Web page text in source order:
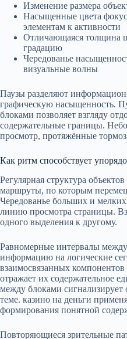
Изменение размера
Насыщенные цвета
элементам к активности
Отличающаяся толщина
градацию
Чередованье
визуальные волны
Паузы разделяют
графическую насыщенность.
блоками позволяет взгляду
содержательные границы.
просмотр, протяжённые
Как ритм способствует
Регулярная структура
маршруты, по которым
Чередованье больших и
линию просмотра страницы.
одного выделения к другому.
Равномерные интервалы
информацию на логические
взаимосвязанных
отражает их содержательное
между блоками
теме. казино на деньги
формирования понятной
Повторяющиеся зрительные